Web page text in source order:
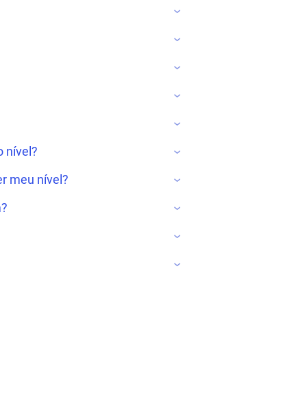
nível?
meu nível?